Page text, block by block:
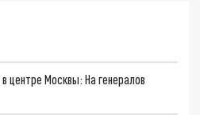
центре Москвы: На генералов